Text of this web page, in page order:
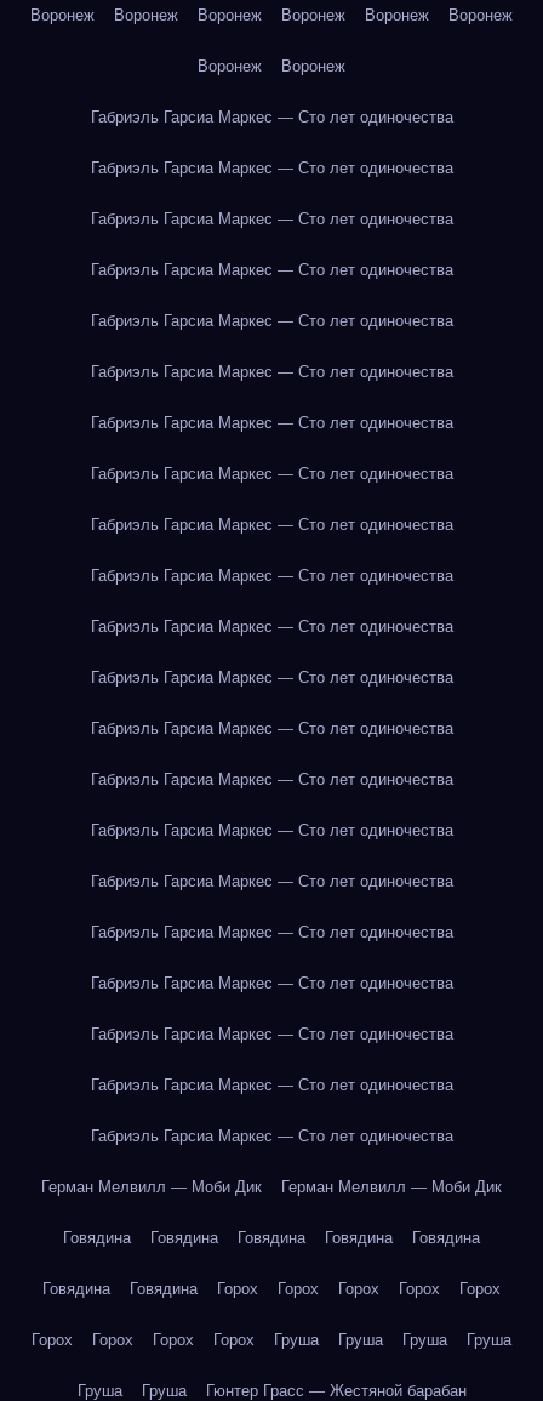
Воронеж Воронеж Воронеж Воронеж Воронеж Воронеж
Воронеж Воронеж
Габриэль Гарсиа Маркес — Сто лет одиночества
Габриэль Гарсиа Маркес — Сто лет одиночества
Габриэль Гарсиа Маркес — Сто лет одиночества
Габриэль Гарсиа Маркес — Сто лет одиночества
Габриэль Гарсиа Маркес — Сто лет одиночества
Габриэль Гарсиа Маркес — Сто лет одиночества
Габриэль Гарсиа Маркес — Сто лет одиночества
Габриэль Гарсиа Маркес — Сто лет одиночества
Габриэль Гарсиа Маркес — Сто лет одиночества
Габриэль Гарсиа Маркес — Сто лет одиночества
Габриэль Гарсиа Маркес — Сто лет одиночества
Габриэль Гарсиа Маркес — Сто лет одиночества
Габриэль Гарсиа Маркес — Сто лет одиночества
Габриэль Гарсиа Маркес — Сто лет одиночества
Габриэль Гарсиа Маркес — Сто лет одиночества
Габриэль Гарсиа Маркес — Сто лет одиночества
Габриэль Гарсиа Маркес — Сто лет одиночества
Габриэль Гарсиа Маркес — Сто лет одиночества
Габриэль Гарсиа Маркес — Сто лет одиночества
Габриэль Гарсиа Маркес — Сто лет одиночества
Габриэль Гарсиа Маркес — Сто лет одиночества
Герман Мелвилл — Моби Дик Герман Мелвилл — Моби Дик
Говядина Говядина Говядина Говядина Говядина
Говядина Говядина Горох Горох Горох Горох Горох
Горох Горох Горох Горох Груша Груша Груша Груша
Груша Груша Гюнтер Грасс — Жестяной барабан